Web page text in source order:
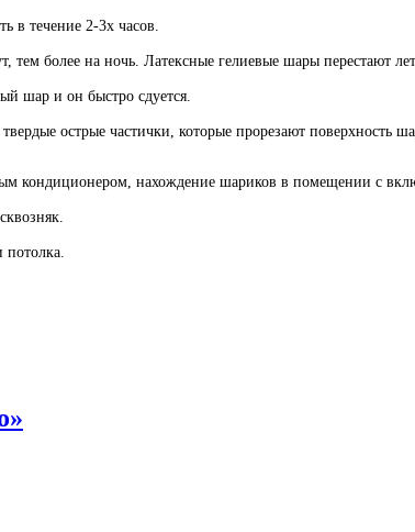
течение 2-3х часов.
тем более на ночь. Латексные гелиевые шары перестают
шар и он быстро сдуется.
острые частички, которые прорезают поверхность
кондиционером, нахождение шариков в помещении с